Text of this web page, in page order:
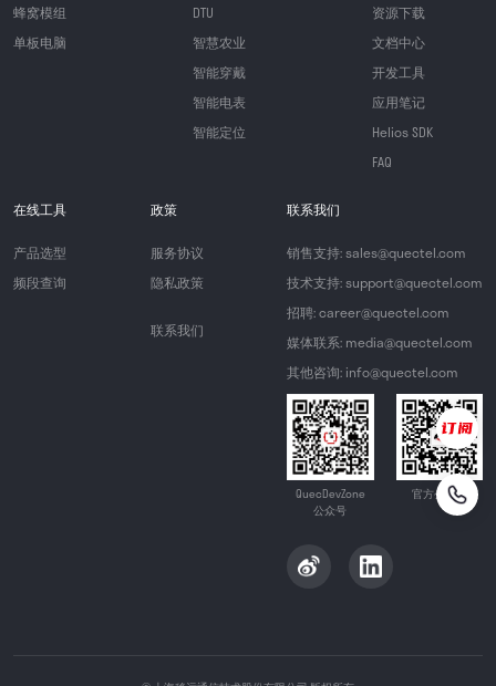
蜂窝模组
单板电脑
DTU
智慧农业
智能穿戴
智能电表
智能定位
资源下载
文档中心
开发工具
应用笔记
Helios SDK
FAQ
在线工具
产品选型
频段查询
政策
服务协议
隐私政策
联系我们
联系我们
销售支持: sales@quectel.com
技术支持: support@quectel.com
招聘: career@quectel.com
媒体联系: media@quectel.com
其他咨询: info@quectel.com
QuecDevZone
公众号
官方公众号